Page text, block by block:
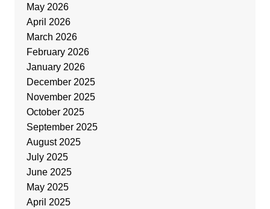
May 2026
April 2026
March 2026
February 2026
January 2026
December 2025
November 2025
October 2025
September 2025
August 2025
July 2025
June 2025
May 2025
April 2025